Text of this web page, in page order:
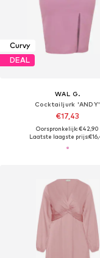
Curvy
DEAL
WAL G.
Cocktailjurk 'ANDY'
€17,43
Oorspronkelijk: €42,90
Laatste laagste prijs: